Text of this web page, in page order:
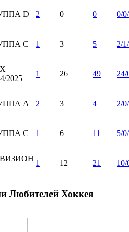
D 2 0 0 0/
С 1 3 5 2/
2025
1 26 49 24/
А 2 3 4 2/
С 1 6 11 5/
1 12 21 10/
Любителей Хоккея